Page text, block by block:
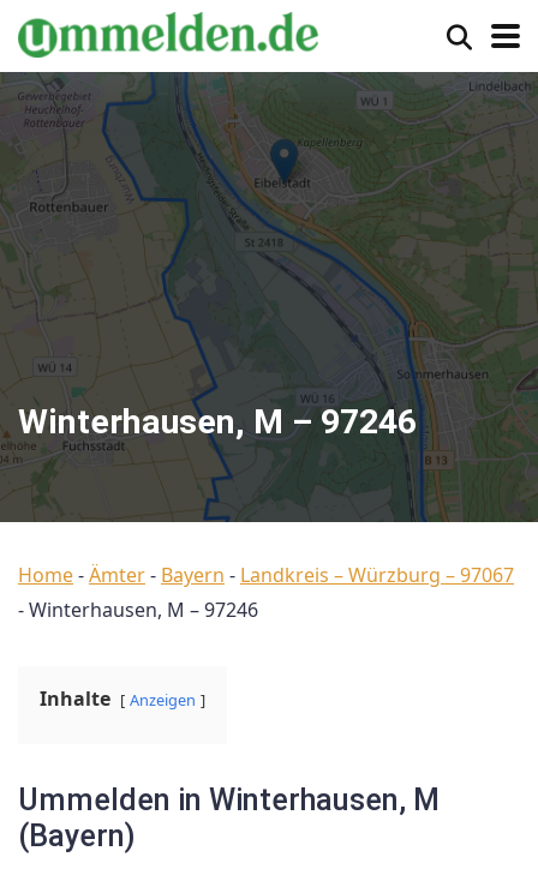
Winterhausen, M – 97246
Home-Ämter- Bayern - Landkreis – Würzburg – 97067
-Winterhausen, M – 97246
Inhalte Anzeigen
Ummelden in Winterhausen, M
(Bayern)